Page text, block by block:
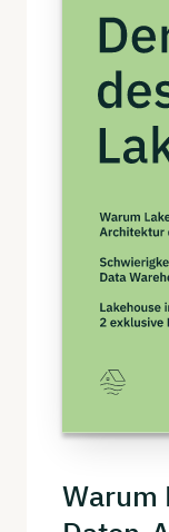
Warum